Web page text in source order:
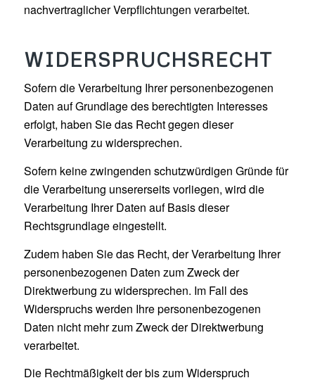
nachvertraglicher Verpflichtungen verarbeitet.
WIDERSPRUCHSRECHT
Sofern die Verarbeitung Ihrer personenbezogenen
Daten auf Grundlage des berechtigten Interesses
erfolgt, haben Sie das Recht gegen dieser
Verarbeitung zu widersprechen.
Sofern keine zwingenden schutzwürdigen Gründe für
die Verarbeitung unsererseits vorliegen, wird die
Verarbeitung Ihrer Daten auf Basis dieser
Rechtsgrundlage eingestellt.
Zudem haben Sie das Recht, der Verarbeitung Ihrer
personenbezogenen Daten zum Zweck der
Direktwerbung zu widersprechen. Im Fall des
Widerspruchs werden Ihre personenbezogenen
Daten nicht mehr zum Zweck der Direktwerbung
verarbeitet.
Die Rechtmäßigkeit der bis zum Widerspruch